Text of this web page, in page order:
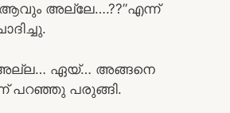
അല്ലേ….??”എന്ന്
ഏയ്… അങ്ങനെ
പറഞ്ഞു പരുങ്ങി.